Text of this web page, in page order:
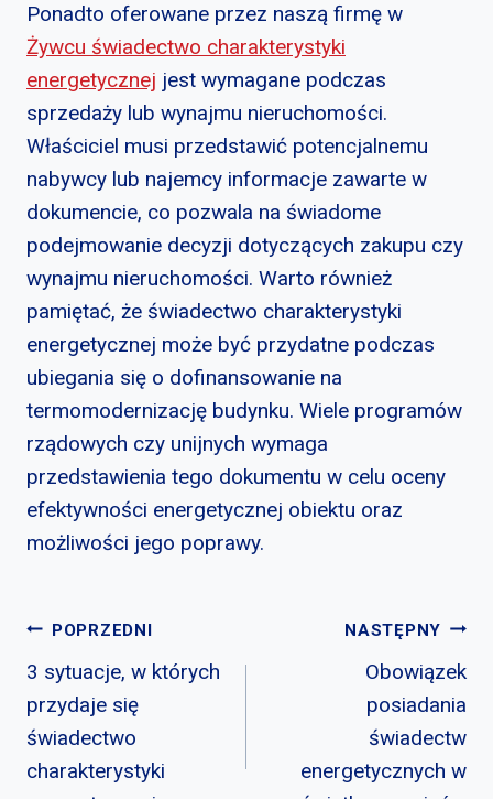
Ponadto oferowane przez naszą firmę w
Żywcu świadectwo charakterystyki
energetycznej jest wymagane podczas
sprzedaży lub wynajmu nieruchomości.
Właściciel musi przedstawić potencjalnemu
nabywcy lub najemcy informacje zawarte w
dokumencie, co pozwala na świadome
podejmowanie decyzji dotyczących zakupu czy
wynajmu nieruchomości. Warto również
pamiętać, że świadectwo charakterystyki
energetycznej może być przydatne podczas
ubiegania się o dofinansowanie na
termomodernizację budynku. Wiele programów
rządowych czy unijnych wymaga
przedstawienia tego dokumentu w celu oceny
efektywności energetycznej obiektu oraz
możliwości jego poprawy.
Nawigacja
wpisu
POPRZEDNI
3 sytuacje, w których
przydaje się
świadectwo
charakterystyki
NASTĘPNY
Obowiązek
posiadania
świadectw
energetycznych w